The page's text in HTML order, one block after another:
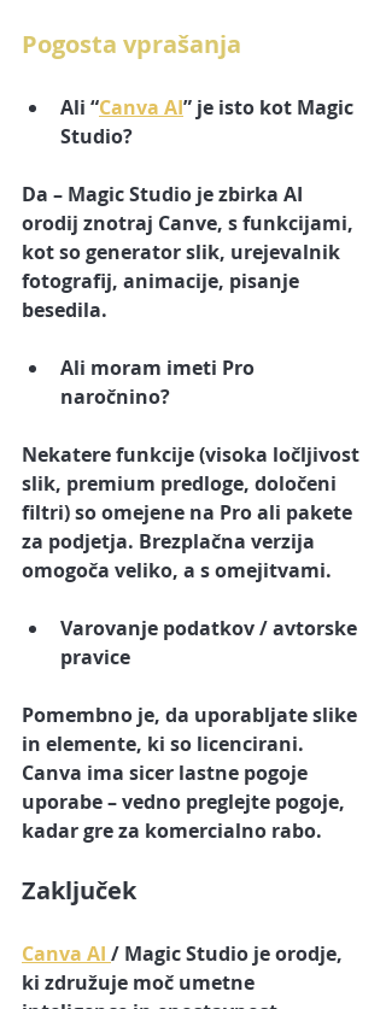
Pogosta vprašanja
Ali “Canva AI” je isto kot Magic
Studio?
Da – Magic Studio je zbirka AI
orodij znotraj Canve, s funkcijami,
kot so generator slik, urejevalnik
fotografij, animacije, pisanje
besedila.
Ali moram imeti Pro
naročnino?
Nekatere funkcije (visoka ločljivost
slik, premium predloge, določeni
filtri) so omejene na Pro ali pakete
za podjetja. Brezplačna verzija
omogoča veliko, a s omejitvami.
Varovanje podatkov / avtorske
pravice
Pomembno je, da uporabljate slike
in elemente, ki so licencirani.
Canva ima sicer lastne pogoje
uporabe – vedno preglejte pogoje,
kadar gre za komercialno rabo.
Zaključek
Canva AI / Magic Studio je orodje,
ki združuje moč umetne